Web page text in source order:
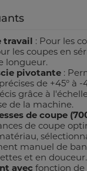
travail : Pour les
les coupes en
longueur.
pivotante :
de +45° à -
grâce à
de la machine.
de coupe
de coupe
manuel de
et en douceur.
avec fonction de